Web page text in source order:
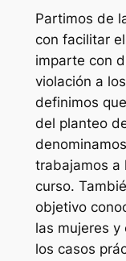
Partimos de
con facilitar
imparte con
violación a
definimos
del planteo
trabajamos a
curso.
objetivo
las mujeres y
los casos